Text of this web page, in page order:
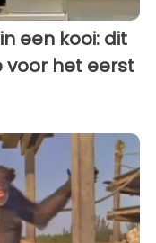
een kooi: dit
voor het eerst